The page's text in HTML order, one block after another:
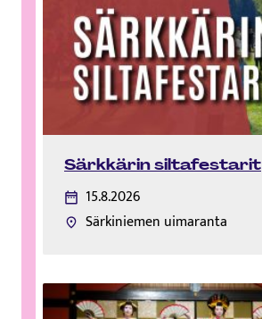
Särkkärin siltafestarit
15.8.2026
Särkiniemen uimaranta